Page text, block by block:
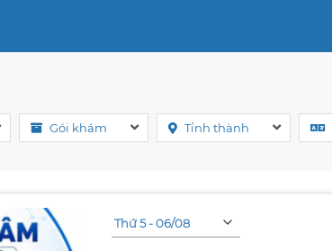
Gói khám Tỉnh thành